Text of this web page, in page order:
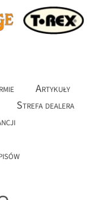
Artykuły
Strefa dealera